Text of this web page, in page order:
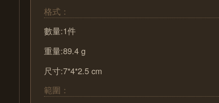
格式：
數量:1件
重量:89.4 g
尺寸:7*4*2.5 cm
範圍：